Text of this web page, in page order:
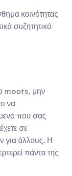
κοινότητας
συζητητικό
moots, μην
να
που σας
σε
για άλλους. Η
πάντα της